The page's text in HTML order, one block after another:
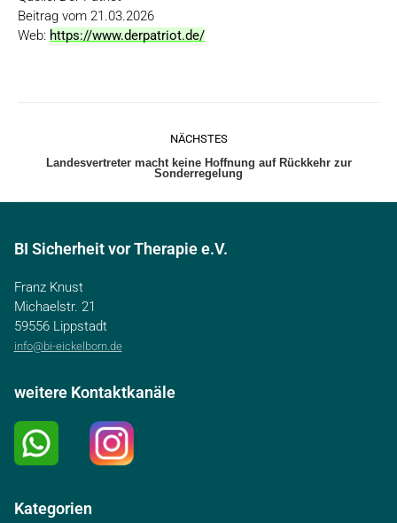
Beitrag vom 21.03.2026
Web: https://www.derpatriot.de/
NÄCHSTES
Nächster
Beitrag:
Landesvertreter macht keine Hoffnung auf Rückkehr zur
Sonderregelung
BI Sicherheit vor Therapie e.V.
Franz Knust
Michaelstr. 21
59556 Lippstadt
info@bi-eickelborn.de
weitere Kontaktkanäle
Kategorien